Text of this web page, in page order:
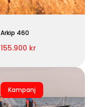
Arkip 460
155.900 kr
Kampanj